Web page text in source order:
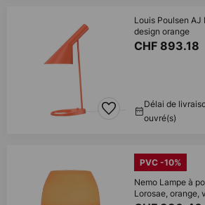
Louis Poulsen
design orange
CHF 893.18
Délai de
ouvré(s)
PVC -10%
Nemo Lampe à
Lorosae, orange,